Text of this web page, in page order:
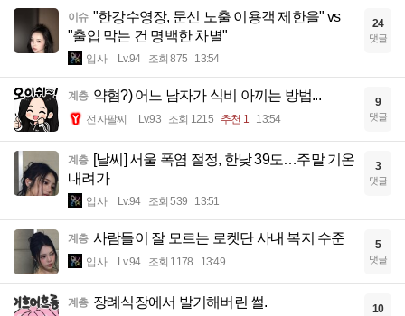
이슈 "한강수영장, 문신 노출 이용객 제한을" vs
"출입 막는 건 명백한 차별"
입사 Lv.94 조회 875 13:54
24
댓글
계층 약혐?) 어느 남자가 식비 아끼는 방법...
전자팔찌 Lv.93 조회 1215 추천 1 13:54
9
댓글
계층 [날씨] 서울 폭염 절정, 한낮 39도…주말 기온
내려가
입사 Lv.94 조회 539 13:51
3
댓글
계층 사람들이 잘 모르는 로켓단 사내 복지 수준
입사 Lv.94 조회 1178 13:49
5
댓글
계층 장례식장에서 발기해버린 썰. 10